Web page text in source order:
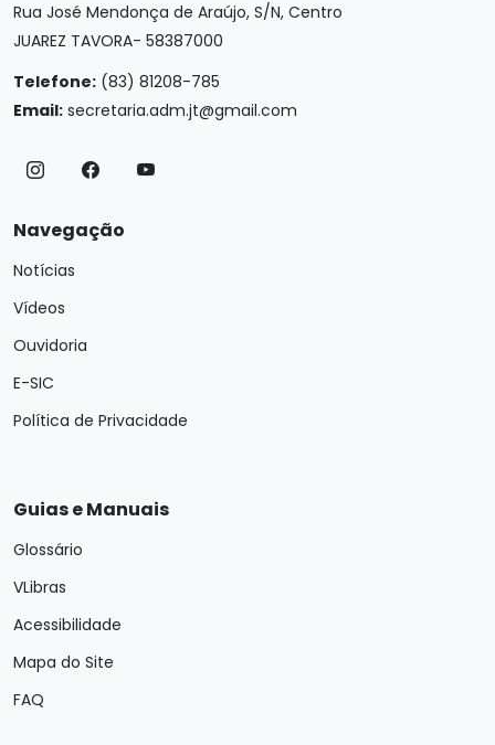
Rua José Mendonça de Araújo, S/N, Centro
JUAREZ TAVORA- 58387000
Telefone: (83) 81208-785
Email: secretaria.adm.jt@gmail.com
Navegação
Notícias
Vídeos
Ouvidoria
E-SIC
Política de Privacidade
Guias e Manuais
Glossário
VLibras
Acessibilidade
Mapa do Site
FAQ